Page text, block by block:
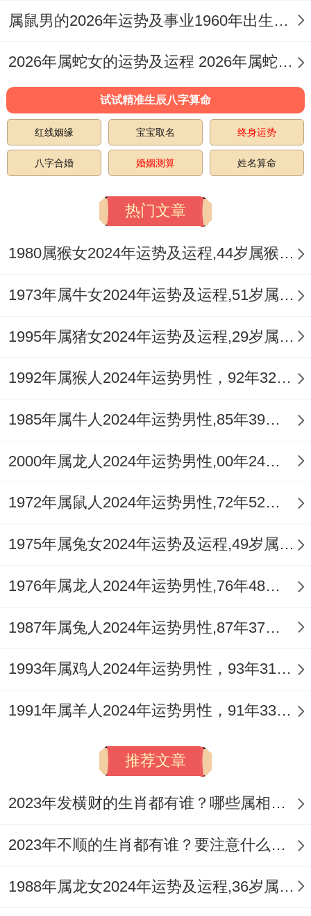
要避开凶煞方位。
能从容打伞！
属鼠男的2026年运势及事业1960年出生的命运 属鼠男的2026婚姻
2026年属蛇女的运势及运程 2026年属蛇女全年运势及运程
试试精准生辰八字算命
红线姻缘 宝宝取名 终身运势
八字合婚 婚姻测算 姓名算命
热门文章
1980属猴女2024年运势及运程,44岁属猴人2024全年每月运势女性如何
1973年属牛女2024年运势及运程,51岁属牛人2024全年每月运势女性如何
1995年属猪女2024年运势及运程,29岁属猪人2024全年每月运势女性如何
1992年属猴人2024年运势男性，92年32岁属猴男2024年每月运程怎么样
1985年属牛人2024年运势男性,85年39岁属牛男2024年每月运程怎么样
2000年属龙人2024年运势男性,00年24岁属龙男2024年每月运程怎么样
1972年属鼠人2024年运势男性,72年52岁属鼠男2024年每月运程怎么样
1975年属兔女2024年运势及运程,49岁属兔人2024全年每月运势女性如何
1976年属龙人2024年运势男性,76年48岁属龙男2024年每月运程怎么样
1987年属兔人2024年运势男性,87年37岁属兔男2024年每月运程怎么样
1993年属鸡人2024年运势男性，93年31岁属鸡男2024年每月运程怎么样
1991年属羊人2024年运势男性，91年33岁属羊男2024年每月运程怎么样
推荐文章
2023年发横财的生肖都有谁？哪些属相财运旺盛？
2023年不顺的生肖都有谁？要注意什么呢？
1988年属龙女2024年运势及运程,36岁属龙人2024全年每月运势女性如何